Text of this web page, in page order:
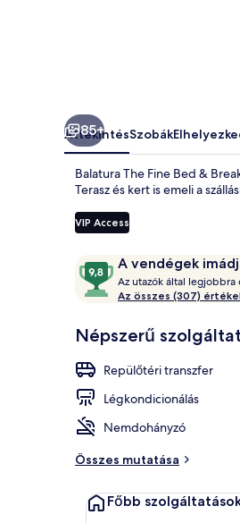
85+
ÁttekintésSzobák
Balatura The Fine Bed &
Terasz és kert is emeli a
VIP Access
ÉrtékelésekA vendégek
9,8
ennyiből:
10,
vendégek
Az utazók által legjobbra
Az összes (307)
Népszerű
Repülőtéri transzfer
Légkondicionálás
Nemdohányzó
Összes mutatása
Főbb